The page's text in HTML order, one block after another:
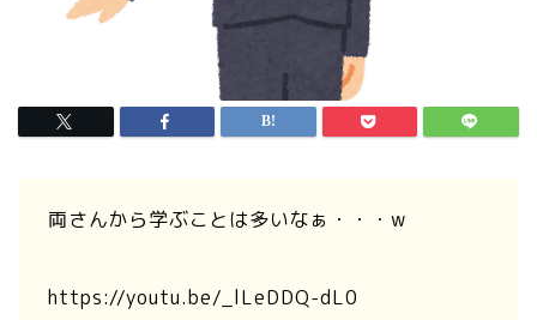
両さんから学ぶことは多いなぁ・・・w
https://youtu.be/_lLeDDQ-dL0